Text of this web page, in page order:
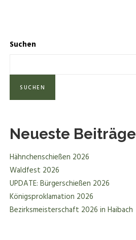
Suchen
SUCHEN
Neueste Beiträge
Hähnchenschießen 2026
Waldfest 2026
UPDATE: Bürgerschießen 2026
Königsproklamation 2026
Bezirksmeisterschaft 2026 in Haibach